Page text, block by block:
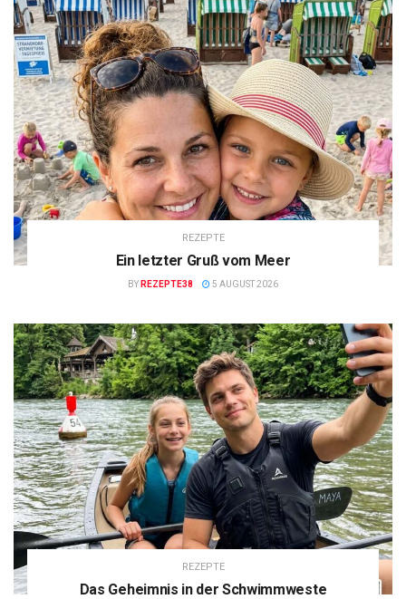
REZEPTE
Ein letzter Gruß vom Meer
BY REZEPTE38 5 AUGUST 2026
REZEPTE
Das Geheimnis in der Schwimmweste